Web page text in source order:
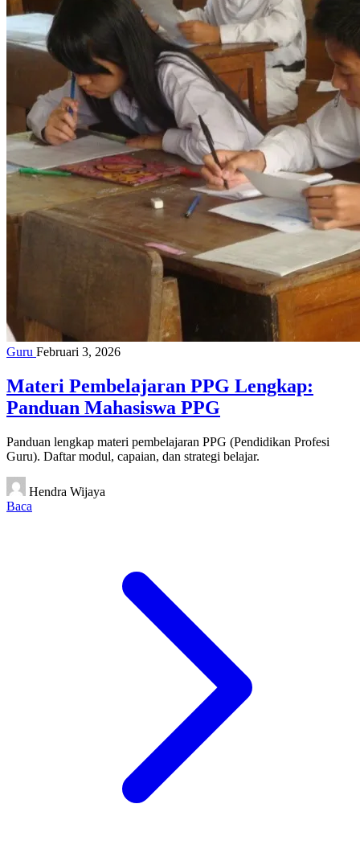
Guru Februari 3, 2026
Materi Pembelajaran PPG Lengkap:
Panduan Mahasiswa PPG
Panduan lengkap materi pembelajaran PPG (Pendidikan Profesi
Guru). Daftar modul, capaian, dan strategi belajar.
Hendra Wijaya
Baca